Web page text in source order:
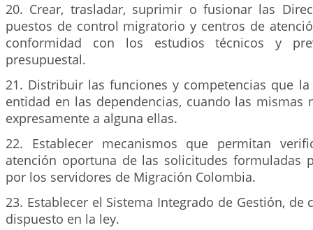
20. Crear, trasladar, suprimir o fusionar las
puestos de control migratorio y centros de
conformidad con los estudios técnicos y
presupuestal.
21. Distribuir las funciones y competencias que
entidad en las dependencias, cuando las mismas
expresamente a alguna ellas.
22. Establecer mecanismos que permitan
atención oportuna de las solicitudes formuladas
por los servidores de Migración Colombia.
23. Establecer el Sistema Integrado de Gestión,
dispuesto en la ley.